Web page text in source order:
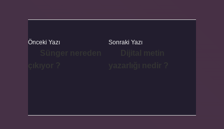
Önceki Yazı Sonraki Yazı